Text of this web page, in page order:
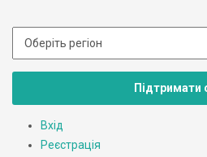
Підтримати
Вхід
Реєстрація